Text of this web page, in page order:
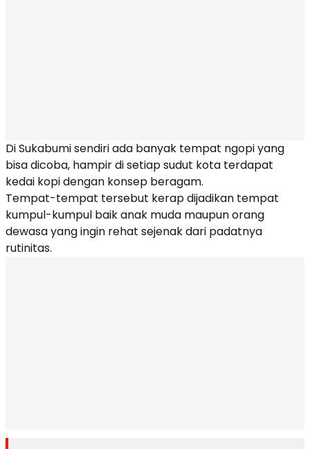
Di Sukabumi sendiri ada banyak tempat ngopi yang
bisa dicoba, hampir di setiap sudut kota terdapat
kedai kopi dengan konsep beragam.
Tempat-tempat tersebut kerap dijadikan tempat
kumpul-kumpul baik anak muda maupun orang
dewasa yang ingin rehat sejenak dari padatnya
rutinitas.